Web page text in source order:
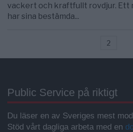
vackert och kraftfullt rovdjur. Ett
har sina bestämda...
2
Public Service på riktigt
Du läser en av Sveriges mest
Stöd vårt dagliga arbeta med en